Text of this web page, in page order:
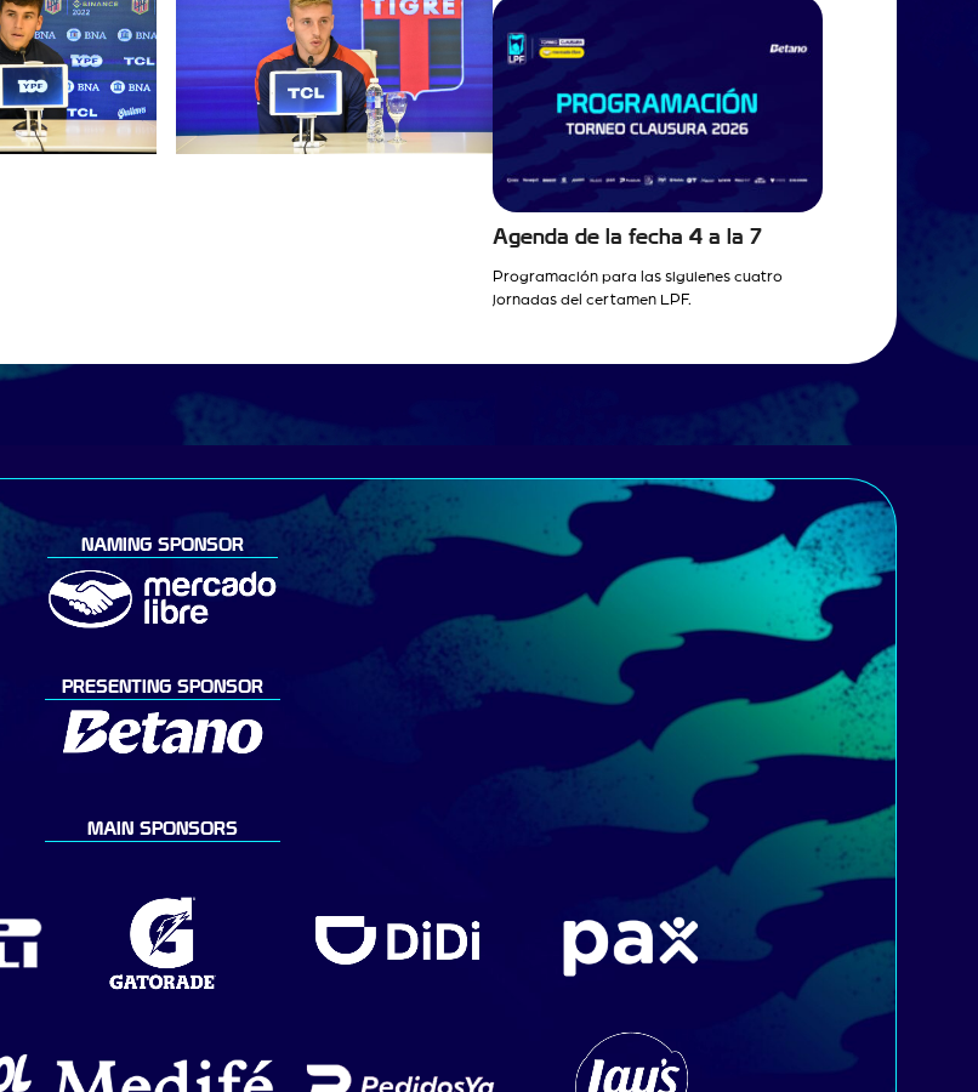
Agenda de la fecha 4 a la 7
Programación para las siguienes cuatro
jornadas del certamen LPF.
NAMING SPONSOR
PRESENTING SPONSOR
MAIN SPONSORS